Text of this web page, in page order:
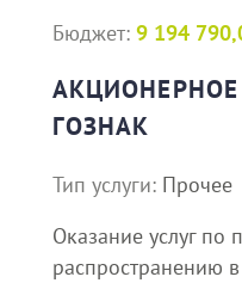
Бюджет: 9 194
ГОЗНАК
Тип услуги: Прочее
Оказание услуг по
распространению